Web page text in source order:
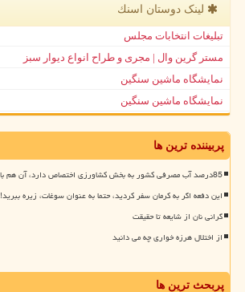
لینک دوستان اسنك
تبلیغات انتخابات مجلس
مستر گرین وال | مجری و طراح انواع دیوار سبز
نمایشگاه ماشین سنگین
نمایشگاه ماشین سنگین
پربیننده ترین ها
85درصد آب مصرفی کشور به بخش کشاورزی اختصاص دارد، آن هم با قیمت خیلی پایین
این دفعه اگر به کرمان سفر کردید، حتما به عنوان سوغات، زیره ببرید!
گرانی نان از شایعه تا حقیقت
از اختلال هرزه خواری چه می دانید
پربحث ترین ها